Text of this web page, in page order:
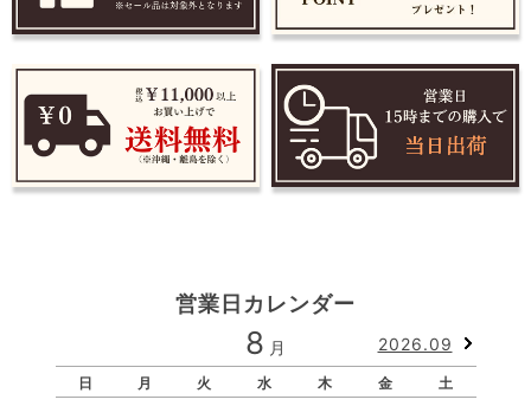
営業日カレンダー
8 月 2026.09
日 月 火 水 木 金 土